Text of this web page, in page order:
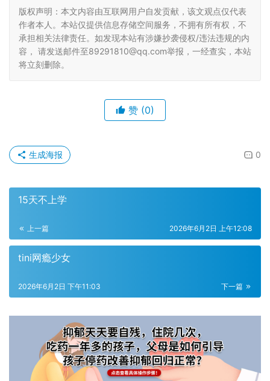
版权声明：本文内容由互联网用户自发贡献，该文观点仅代表
作者本人。本站仅提供信息存储空间服务，不拥有所有权，不
承担相关法律责任。如发现本站有涉嫌抄袭侵权/违法违规的内
容， 请发送邮件至89291810@qq.com举报，一经查实，本站
将立刻删除。
赞 (0)
0
生成海报
15天不上学
上一篇 2026年6月2日 上午12:08
tini网瘾少女
下一篇
2026年6月2日 下午11:03